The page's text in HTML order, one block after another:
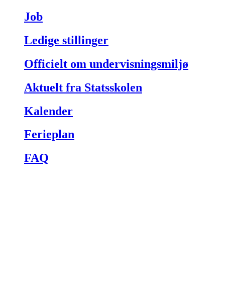
Job
Ledige stillinger
Officielt om undervisningsmiljø
Aktuelt fra Statsskolen
Kalender
Ferieplan
FAQ